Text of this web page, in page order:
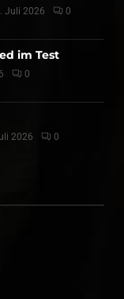
Juli 2026 0
im Test
0
2026 0